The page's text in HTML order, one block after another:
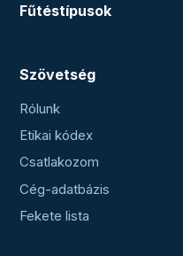
Fűtéstípusok
Szövetség
Rólunk
Etikai kódex
Csatlakozom
Cég-adatbázis
Fekete lista